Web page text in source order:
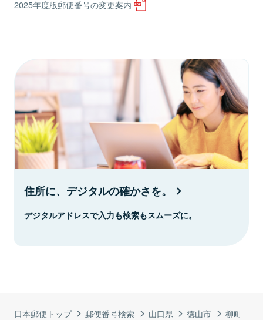
日本郵便トップ 郵便番号検索 山口県 徳山市 柳町
2025年度版郵便番号の変更案内
住所に、デジタルの確かさを。
デジタルアドレスで入力も検索もスムーズに。